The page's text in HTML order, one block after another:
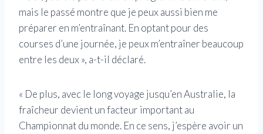
mais le passé montre que je peux aussi bien me
préparer en m’entraînant. En optant pour des
courses d’une journée, je peux m’entraîner beaucoup
entre les deux », a-t-il déclaré.
« De plus, avec le long voyage jusqu’en Australie, la
fraîcheur devient un facteur important au
Championnat du monde. En ce sens, j’espère avoir un